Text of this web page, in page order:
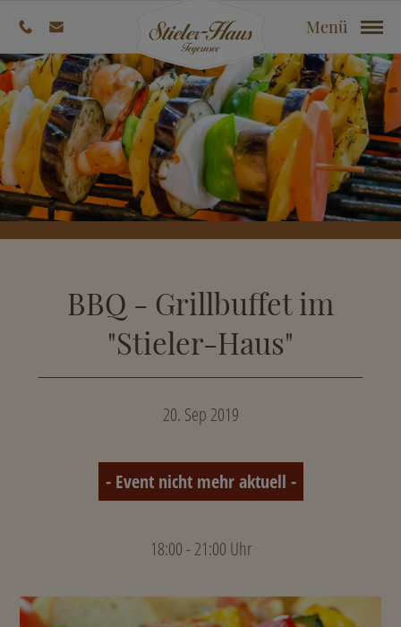
Menü
BBQ - Grillbuffet im
"Stieler-Haus"
20. Sep 2019
- Event nicht mehr aktuell -
18:00 - 21:00 Uhr